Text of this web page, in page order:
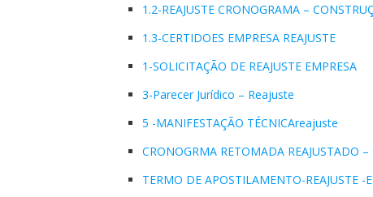
1.2-REAJUSTE CRONOGRAMA –
1.3-CERTIDOES EMPRESA REAJUSTE
1-SOLICITAÇÃO DE REAJUSTE EMPRESA
3-Parecer Jurídico – Reajuste
5 -MANIFESTAÇÃO TÉCNICAreajuste
CRONOGRMA RETOMADA REAJUSTADO
TERMO DE APOSTILAMENTO-REAJUSTE -